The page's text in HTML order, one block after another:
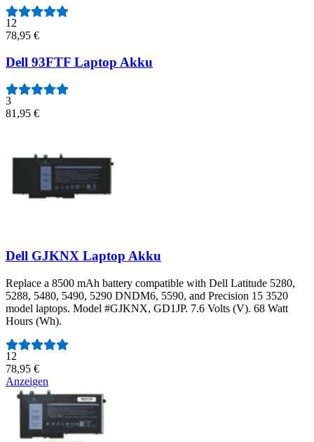
12
78,95 €
Dell 93FTF Laptop Akku
3
81,95 €
Dell GJKNX Laptop Akku
Replace a 8500 mAh battery compatible with Dell Latitude 5280,
5288, 5480, 5490, 5290 DNDM6, 5590, and Precision 15 3520
model laptops. Model #GJKNX, GD1JP. 7.6 Volts (V). 68 Watt
Hours (Wh).
Anzahl der Bewertungen:
12
78,95 €
Anzeigen